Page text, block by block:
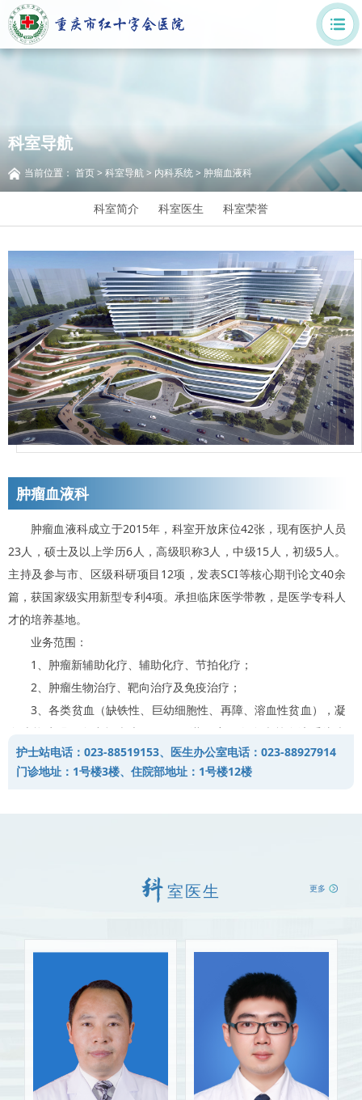
科室导航
当前位置： 首页> 科室导航> 内科系统> 肿瘤血液科
科室简介 科室医生 科室荣誉
肿瘤血液科
肿瘤血液科成立于2015年，科室开放床位42张，现有医护人员
23人，硕士及以上学历6人，高级职称3人，中级15人，初级5人。
主持及参与市、区级科研项目12项，发表SCI等核心期刊论文40余
篇，获国家级实用新型专利4项。承担临床医学带教，是医学专科人
才的培养基地。
业务范围：
1、肿瘤新辅助化疗、辅助化疗、节拍化疗；
2、肿瘤生物治疗、靶向治疗及免疫治疗；
3、各类贫血（缺铁性、巨幼细胞性、再障、溶血性贫血），凝
血功能障碍，血小板疾患，MDS，淋巴瘤，白血病等血液系统疾
病；
4、肿瘤中医中药、理疗，肿瘤中西医结合；
12、彩超/CT引导下肺、肝、胰腺、甲状腺等多部位肿瘤穿刺活
检，肺小结节精准穿刺活检；
13、骨髓穿刺涂片、活检，流式细胞学，免疫分型，分子生物
14、肿瘤化疗药物敏感性检测，肿瘤敏感基因检测；
15、经外周静脉中心静脉置管（PICC），输液港植入术。
护士站电话：023-88519153、医生办公室电话：023-88927914
门诊地址：1号楼3楼、住院部地址：1号楼12楼
室医生 更多